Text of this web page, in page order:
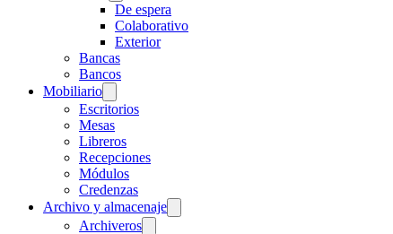
De espera
Colaborativo
Exterior
Bancas
Bancos
Mobiliario
Escritorios
Mesas
Libreros
Recepciones
Módulos
Credenzas
Archivo y almacenaje
Archiveros